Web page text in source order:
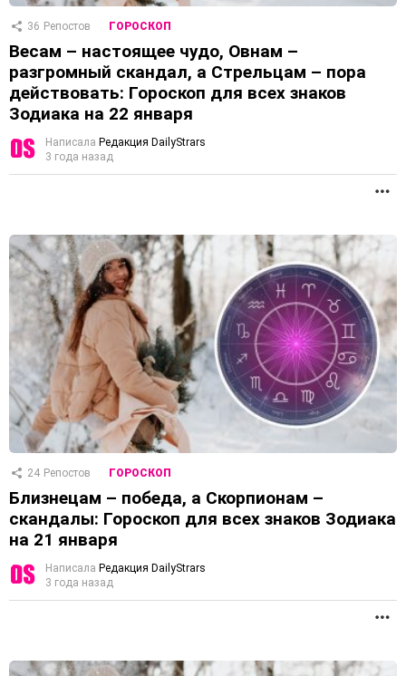
36 Репостов ГОРОСКОП
Весам – настоящее чудо, Овнам –
разгромный скандал, а Стрельцам – пора
действовать: Гороскоп для всех знаков
Зодиака на 22 января
Написала Редакция DailyStrars
3 года назад
24 Репостов ГОРОСКОП
Близнецам – победа, а Скорпионам –
скандалы: Гороскоп для всех знаков Зодиака
на 21 января
Написала Редакция DailyStrars
3 года назад